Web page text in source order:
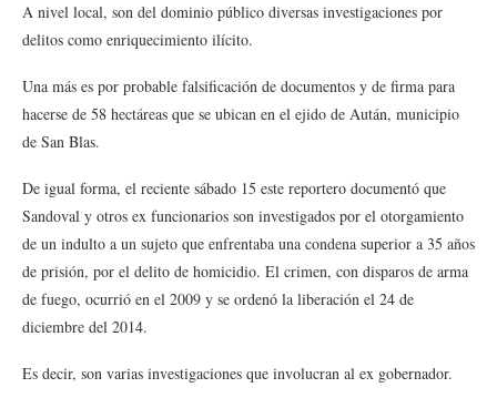
A nivel local, son del dominio público diversas investigaciones por
delitos como enriquecimiento ilícito.
Una más es por probable falsificación de documentos y de firma para
hacerse de 58 hectáreas que se ubican en el ejido de Aután, municipio
de San Blas.
De igual forma, el reciente sábado 15 este reportero documentó que
Sandoval y otros ex funcionarios son investigados por el otorgamiento
de un indulto a un sujeto que enfrentaba una condena superior a 35 años
de prisión, por el delito de homicidio. El crimen, con disparos de arma
de fuego, ocurrió en el 2009 y se ordenó la liberación el 24 de
diciembre del 2014.
Es decir, son varias investigaciones que involucran al ex gobernador.